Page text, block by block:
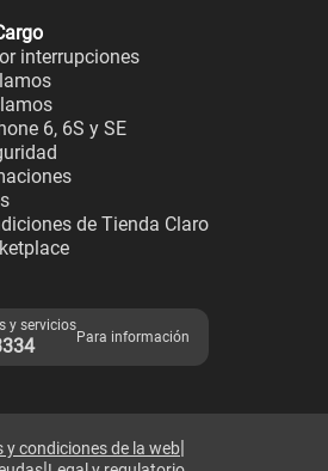
interrupciones
6, 6S y SE
de Tienda Claro
y servicios
Para información
y condiciones de la web|